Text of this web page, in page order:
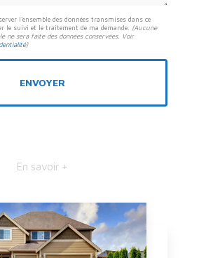
l'ensemble des données transmises dans ce
le suivi et le traitement de ma demande. (Aucune
ne sera faite des données conservées. Voir
)
En savoir +